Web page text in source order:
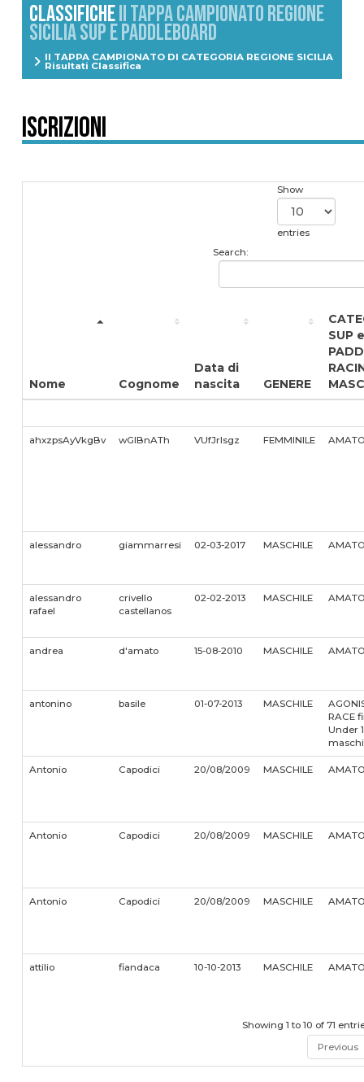
CLASSIFICHEII TAPPA CAMPIONATO REGIONE
SICILIA SUP E PADDLEBOARD
II TAPPA CAMPIONATO DI CATEGORIA REGIONE SICILIA
Risultati Classifica
Iscrizioni
Show
entries
Search:
Nome Cognome
Data di
nascita
GENERE
SUP e
ahxzpsAyVkgBv wGlBnATh VUfJrlsgz FEMMINILE
alessandro giammarresi 02-03-2017 MASCHILE
alessandro
rafael
crivello
castellanos
02-02-2013 MASCHILE
andrea d'amato 15-08-2010 MASCHILE
antonino basile 01-07-2013 MASCHILE
RACE
Under
Antonio Capodici 20/08/2009 MASCHILE
Antonio Capodici 20/08/2009 MASCHILE
Antonio Capodici 20/08/2009 MASCHILE
attilio fiandaca 10-10-2013 MASCHILE
Showing 1 to 10 of 71
Previous